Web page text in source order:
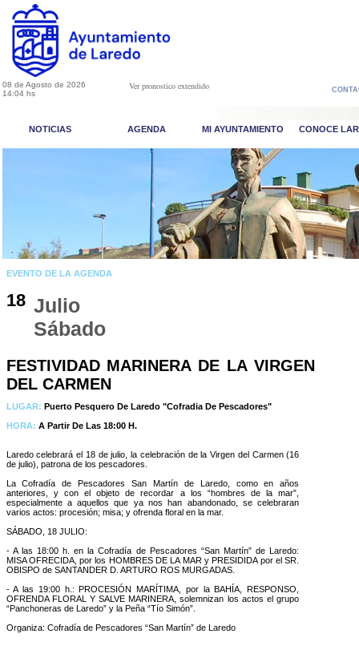
08 de Agosto de 2026
14:04 hs
Ver pronostico extendido
NOTICIAS AGENDA MI AYUNTAMIENTO CONOCE
EVENTO DE LA AGENDA
18 Julio
Sábado
FESTIVIDAD MARINERA DE LA VIRGEN
DEL CARMEN
LUGAR: Puerto Pesquero De Laredo "Cofradia De Pescadores"
HORA: A Partir De Las 18:00 H.
Laredo celebrará el 18 de julio, la celebración de la Virgen del Carmen (16
de julio), patrona de los pescadores.
La Cofradía de Pescadores San Martín de Laredo, como en años
anteriores, y con el objeto de recordar a los “hombres de la mar”,
especialmente a aquellos que ya nos han abandonado, se celebraran
varios actos: procesión; misa; y ofrenda floral en la mar.
SÁBADO, 18 JULIO:
- A las 18:00 h. en la Cofradía de Pescadores “San Martín” de Laredo:
MISA OFRECIDA, por los HOMBRES DE LA MAR y PRESIDIDA por el SR.
OBISPO de SANTANDER D. ARTURO ROS MURGADAS.
- A las 19:00 h.: PROCESIÓN MARÍTIMA, por la BAHÍA, RESPONSO,
OFRENDA FLORAL Y SALVE MARINERA, solemnizan los actos el grupo
“Panchoneras de Laredo” y la Peña “Tío Simón”.
Organiza: Cofradía de Pescadores “San Martín” de Laredo